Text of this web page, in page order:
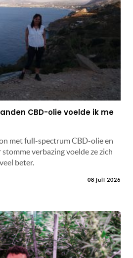
CBD-olie voelde ik me
met full-spectrum CBD-olie en
stomme verbazing voelde ze zich
beter.
08 juli 2026